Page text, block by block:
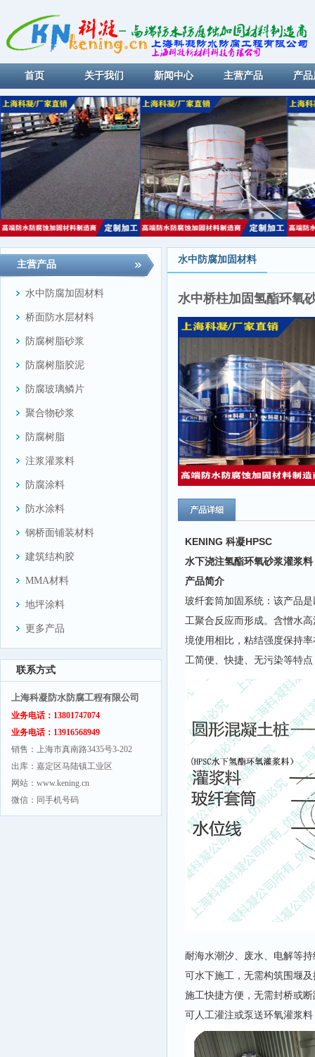
首页 关于我们 新闻中心 主营产品 产品
主营产品
水中防腐加固材料
桥面防水层材料
防腐树脂砂浆
防腐树脂胶泥
防腐玻璃鳞片
聚合物砂浆
防腐树脂
注浆灌浆料
防腐涂料
防水涂料
钢桥面铺装材料
建筑结构胶
MMA材料
地坪涂料
更多产品
联系方式
上海科凝防水防腐工程有限公司
业务电话：13801747074
业务电话：13916568949
销售：上海市真南路3435号3-202
出库：嘉定区马陆镇工业区
网站：www.kening.cn
微信：同手机号码
水中防腐加固材料
水中桥柱加固氢酯环氧
产品详细
KENING 科凝HPSC
水下浇注氢酯环氧砂浆灌浆料
产品简介
玻纤套筒加固系统：该产品
工聚合反应而形成。含憎水
境使用相比，粘结强度保持
工简便、快捷、无污染等特
耐海水潮汐、废水、电解等
可水下施工，无需构筑围堰及
施工快捷方便，无需封桥或
可人工灌注或泵送环氧灌浆料